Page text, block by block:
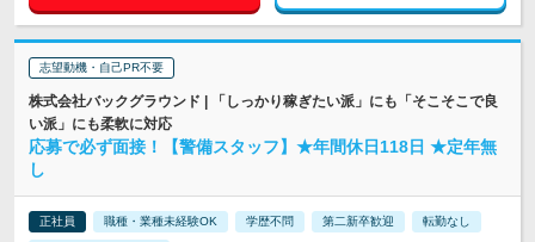
志望動機・自己PR不要
株式会社バックグラウンド | 「しっかり稼ぎたい派」にも「そこそこで良
い派」にも柔軟に対応
応募で必ず面接！【警備スタッフ】★年間休日118日 ★定年無
し
正社員 職種・業種未経験OK 学歴不問 第二新卒歓迎 転勤なし